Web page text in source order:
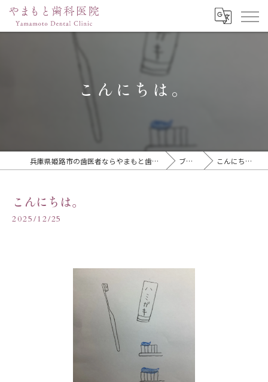
こんにちは。
兵庫県姫路市の歯医者ならやまもと歯科医院 ブログ こんにちは。
こんにちは。
2025/12/25